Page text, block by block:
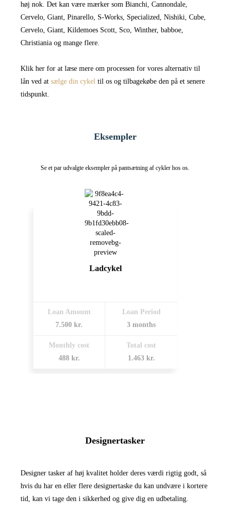
høj nok. Det kan være mærker som Bianchi, Cannondale,
Cervelo, Giant, Pinarello, S-Works, Specialized, Nishiki, Cube,
Cervelo, Giant, Kildemoes Scott, Sco, Winther, babboe,
Christiania og mange flere.
Klik her for at læse mere om processen for vores alternativ til
lån ved at sælge din cykel til os og tilbagekøbe den på et senere
tidspunkt.
Eksempler
Se et par udvalgte eksempler på pantsætning af cykler hos os.
Ladcykel
Loan Amount
7.500 kr.
Loan Period
3 months
Monthly cost
488 kr.
Total cost
1.463 kr.
Designertasker
Designer tasker af høj kvalitet holder deres værdi rigtig godt, så
hvis du har en eller flere designertaske du kan undvære i kortere
tid, kan vi tage den i sikkerhed og give dig en udbetaling.